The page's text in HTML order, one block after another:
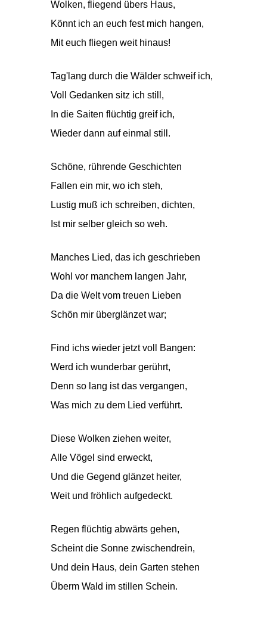
Wolken, fliegend übers Haus,
Könnt ich an euch fest mich hangen,
Mit euch fliegen weit hinaus!
Tag'lang durch die Wälder schweif ich,
Voll Gedanken sitz ich still,
In die Saiten flüchtig greif ich,
Wieder dann auf einmal still.
Schöne, rührende Geschichten
Fallen ein mir, wo ich steh,
Lustig muß ich schreiben, dichten,
Ist mir selber gleich so weh.
Manches Lied, das ich geschrieben
Wohl vor manchem langen Jahr,
Da die Welt vom treuen Lieben
Schön mir überglänzet war;
Find ichs wieder jetzt voll Bangen:
Werd ich wunderbar gerührt,
Denn so lang ist das vergangen,
Was mich zu dem Lied verführt.
Diese Wolken ziehen weiter,
Alle Vögel sind erweckt,
Und die Gegend glänzet heiter,
Weit und fröhlich aufgedeckt.
Regen flüchtig abwärts gehen,
Scheint die Sonne zwischendrein,
Und dein Haus, dein Garten stehen
Überm Wald im stillen Schein.